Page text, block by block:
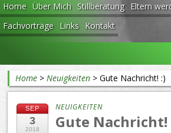
Home Über Mich Stillberatung Eltern
Fachvorträge Links Kontakt
Home >Neuigkeiten >Gute Nachricht! :)
SEP
3
2018
NEUIGKEITEN
Gute Nachricht!